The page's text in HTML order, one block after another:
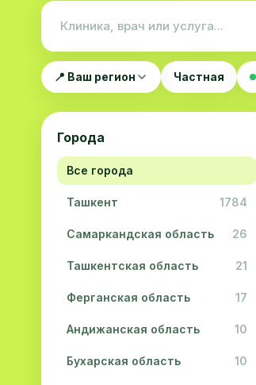
📍 Ваш регион Частная
Города
Все города
Ташкент 1784
Самаркандская область 26
Ташкентская область 21
Ферганская область 17
Андижанская область 10
Бухарская область 10